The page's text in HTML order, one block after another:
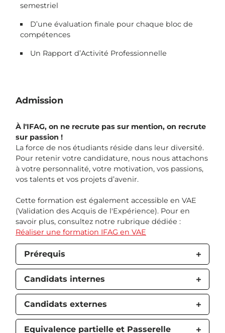
semestriel
D’une évaluation finale pour chaque bloc de
compétences
Un Rapport d’Activité Professionnelle
Admission
À l'IFAG, on ne recrute pas sur mention, on recrute
sur passion !
La force de nos étudiants réside dans leur diversité.
Pour retenir votre candidature, nous nous attachons
à votre personnalité, votre motivation, vos passions,
vos talents et vos projets d’avenir.
Cette formation est également accessible en VAE
(Validation des Acquis de l'Expérience). Pour en
savoir plus, consultez notre rubrique dédiée :
Réaliser une formation IFAG en VAE
Prérequis
Candidats internes
Candidats externes
Equivalence partielle et Passerelle